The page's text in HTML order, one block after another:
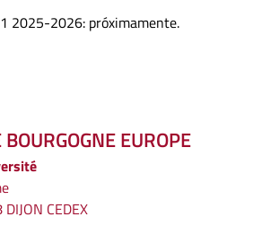
2025-2026: próximamente.
EUROPE
CEDEX